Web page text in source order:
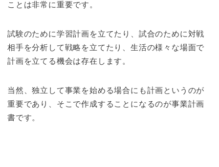
ことは非常に重要です。
試験のために学習計画を立てたり、試合のために対戦
相手を分析して戦略を立てたり、生活の様々な場面で
計画を立てる機会は存在します。
当然、独立して事業を始める場合にも計画というのが
重要であり、そこで作成することになるのが事業計画
書です。